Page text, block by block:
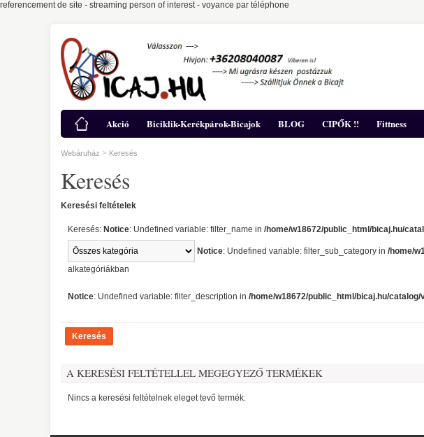
referencement de site - streaming person of interest- voyance par téléphone
Akció Biciklik-Kerékpárok-Bicajok BLOG CIPŐK !! Fittness
Webáruház > Keresés
Keresés
Keresési feltételek
Keresés: Notice: Undefined variable: filter_name in /home/w18672/public_html/bicaj.hu/
Notice: Undefined variable: filter_sub_category in /home/
alkategóriákban
Notice: Undefined variable: filter_description in /home/w18672/public_html/bicaj.hu/
A KERESÉSI FELTÉTELLEL MEGEGYEZŐ TERMÉKEK
Nincs a keresési feltételnek eleget tevő termék.